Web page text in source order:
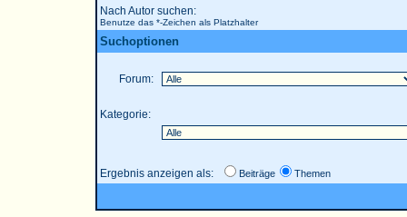
Nach Autor suchen:
Benutze das *-Zeichen als Platzhalter
Suchoptionen
Forum:
Kategorie:
Ergebnis anzeigen als: Beiträge Themen